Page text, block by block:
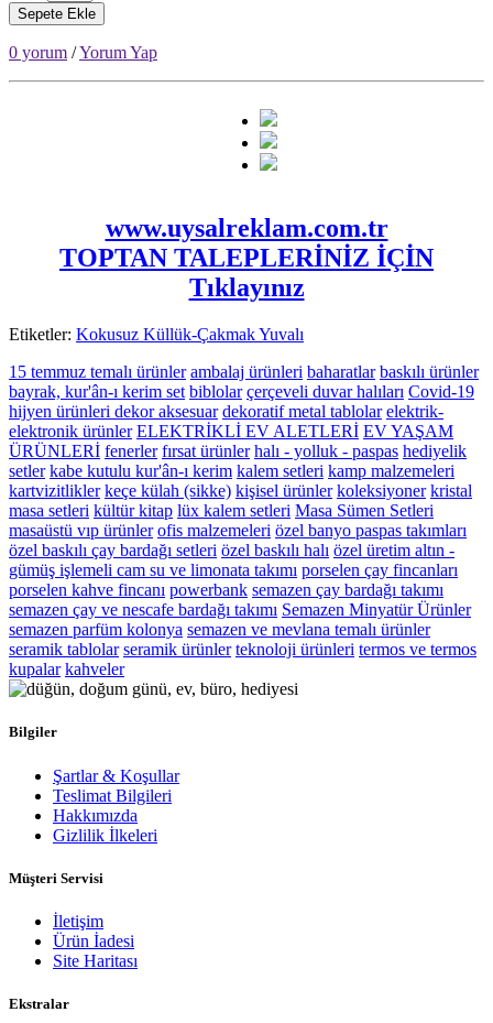
Sepete Ekle
0 yorum /Yorum Yap
www.uysalreklam.com.tr
TOPTAN TALEPLERİNİZ İÇİN
Tıklayınız
Etiketler: Kokusuz Küllük-Çakmak Yuvalı
15 temmuz temalı ürünler ambalaj ürünleri baharatlar baskılı ürünler
bayrak, kur'ân-ı kerim set biblolar çerçeveli duvar halıları Covid-19
hijyen ürünleri dekor aksesuar dekoratif metal tablolar elektrik-
elektronik ürünler ELEKTRİKLİ EV ALETLERİ EV YAŞAM
ÜRÜNLERİ fenerler fırsat ürünler halı - yolluk - paspas hediyelik
setler kabe kutulu kur'ân-ı kerim kalem setleri kamp malzemeleri
kartvizitlikler keçe külah (sikke) kişisel ürünler koleksiyoner kristal
masa setleri kültür kitap lüx kalem setleri Masa Sümen Setleri
masaüstü vıp ürünler ofis malzemeleri özel banyo paspas takımları
özel baskılı çay bardağı setleri özel baskılı halı özel üretim altın -
gümüş işlemeli cam su ve limonata takımı porselen çay fincanları
porselen kahve fincanı powerbank semazen çay bardağı takımı
semazen çay ve nescafe bardağı takımı Semazen Minyatür Ürünler
semazen parfüm kolonya semazen ve mevlana temalı ürünler
seramik tablolar seramik ürünler teknoloji ürünleri termos ve termos
kupalar kahveler
Bilgiler
Şartlar & Koşullar
Teslimat Bilgileri
Hakkımızda
Gizlilik İlkeleri
Müşteri Servisi
İletişim
Ürün İadesi
Site Haritası
Ekstralar